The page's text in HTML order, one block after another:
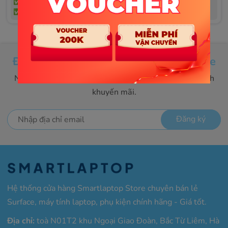
✅ Trả góp 0%
✅ Trả góp 0%
Đăng ký nhận tin từ Smartlaptop Store
Nhận thông tin sản phẩm mới nhất và các chương trình
khuyến mãi.
Đăng ký
Hệ thống cửa hàng Smartlaptop Store chuyên bán lẻ
Surface, máy tính laptop, phụ kiện chính hãng - Giá tốt.
Địa chỉ: toà N01T2 khu Ngoại Giao Đoàn, Bắc Từ Liêm, Hà